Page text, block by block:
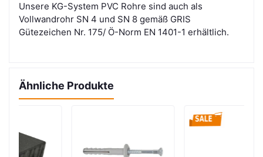
Unsere KG-System PVC Rohre sind auch als
Vollwandrohr SN 4 und SN 8 gemäß GRIS
Gütezeichen Nr. 175/ Ö-Norm EN 1401-1 erhältlich.
Ähnliche Produkte